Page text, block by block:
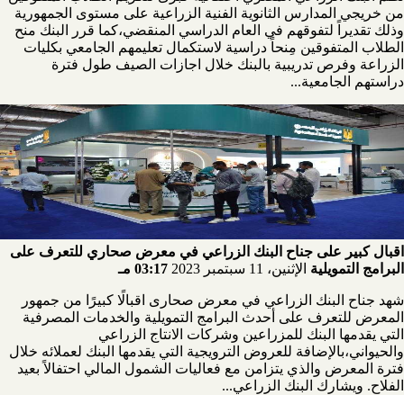
من خريجي المدارس الثانوية الفنية الزراعية على مستوى الجمهورية
وذلك تقديراً لتفوقهم في العام الدراسي المنقضي،كما قرر البنك منح
الطلاب المتفوقين مِنحاً دراسية لاستكمال تعليمهم الجامعي بكليات
الزراعة وفرص تدريبية بالبنك خلال اجازات الصيف طول فترة
دراستهم الجامعية...
اقبال كبير على جناح البنك الزراعي في معرض صحاري للتعرف على
البرامج التمويلية الإثنين، 11 سبتمبر 2023 03:17 مـ
شهد جناح البنك الزراعي في معرض صحارى اقبالًا كبيرًا من جمهور
المعرض للتعرف على أحدث البرامج التمويلية والخدمات المصرفية
التي يقدمها البنك للمزراعين وشركات الانتاج الزراعي
والحيواني،بالإضافة للعروض الترويجية التي يقدمها البنك لعملائه خلال
فترة المعرض والذي يتزامن مع فعاليات الشمول المالي احتفالاً بعيد
الفلاح. ويشارك البنك الزراعي...